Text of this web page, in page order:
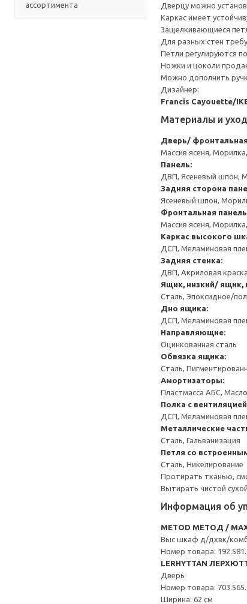
ассортимента
Дверцу можно
Каркас имеет
Защелкивающиеся
Для разных стен
Петли регулируются
Ножки и цоколи
Можно дополнить
Дизайнер:
Francis Cayouette/
Материалы и уход
Дверь/
Массив ясеня,
Панель:
ДВП, Ясеневый шпон,
Задняя сторона
Ясеневый шпон,
Фронтальная
Массив ясеня,
Каркас высокого
ДСП, Меламиновая
Задняя стенка:
ДВП, Акриловая краска
Ящик, низкий/ ящик,
Сталь, Эпоксидное/
Дно ящика:
ДСП, Меламиновая
Направляющие:
Оцинкованная сталь
Обвязка ящика:
Сталь,
Амортизаторы:
Пластмасса АБС, Масло
Полка с вентиляцией
ДСП, Меламиновая
Металлические
Сталь, Гальванизация
Петля со
Сталь, Никелирование
Протирать тканью,
Вытирать чистой
Информация об
METOD МЕТОД /
Выс шкаф д/дхвк/
Номер товара:
LERHYTTAN
Дверь
Номер товара:
Ширина: 62 см